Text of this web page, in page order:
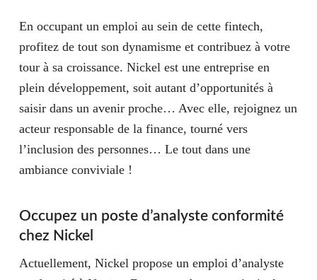
En occupant un emploi au sein de cette fintech,
profitez de tout son dynamisme et contribuez à votre
tour à sa croissance. Nickel est une entreprise en
plein développement, soit autant d’opportunités à
saisir dans un avenir proche… Avec elle, rejoignez un
acteur responsable de la finance, tourné vers
l’inclusion des personnes… Le tout dans une
ambiance conviviale !
Occupez un poste d’analyste conformité
chez Nickel
Actuellement, Nickel propose un emploi d’analyste